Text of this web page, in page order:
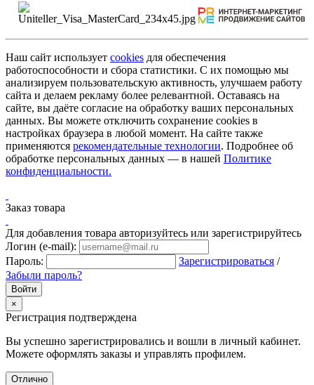
Наш сайт использует cookies для обеспечения
работоспособности и сбора статистики. С их помощью мы
анализируем пользовательскую активность, улучшаем работу
сайта и делаем рекламу более релевантной. Оставаясь на
сайте, вы даёте согласие на обработку ваших персональных
данных. Вы можете отключить сохранение cookies в
настройках браузера в любой момент. На сайте также
применяются рекомендательные технологии. Подробнее об
обработке персональных данных — в нашей Политике
конфиденциальности.
Заказ товара
Для добавления товара авторизуйтесь или зарегистрируйтесь
Логин (e-mail):
Пароль:
Зарегистрироваться /
Забыли пароль?
×
Регистрация подтверждена
Вы успешно зарегистрировались и вошли в личный кабинет.
Можете оформлять заказы и управлять профилем.
Отлично